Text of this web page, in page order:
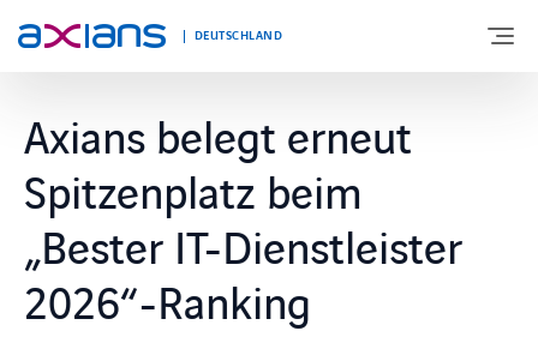
DEUTSCHLAND
ÜBER UNS
PORTFOLIO
PRODUKTE
Axians belegt erneut
Spitzenplatz beim
„Bester IT-Dienstleister
2026“-Ranking